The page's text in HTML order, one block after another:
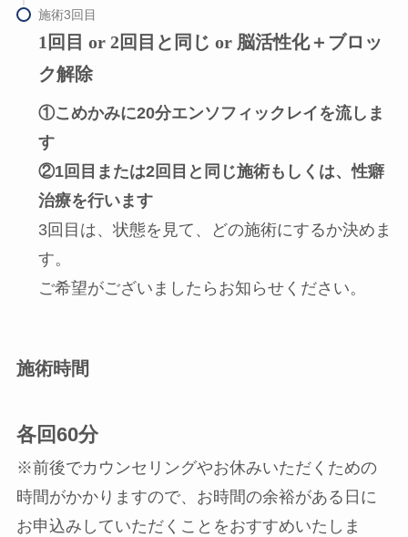
1回目 or 2回目と同じ or 脳活性化＋ブロッ
ク解除
①こめかみに20分エンソフィックレイを流しま
す
②1回目または2回目と同じ施術もしくは、性癖
治療を行います
3回目は、状態を見て、どの施術にするか決めま
す。
ご希望がございましたらお知らせください。
施術時間
各回60分
※前後でカウンセリングやお休みいただくための
時間がかかりますので、お時間の余裕がある日に
お申込みしていただくことをおすすめいたしま